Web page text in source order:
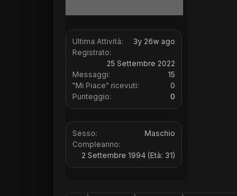
Ultima Attività:
3y 26w ago
Registrato:
25 Settembre 2022
Messaggi:
15
"Mi Piace" ricevuti:
0
Punteggio:
0
Sesso:
Maschio
Compleanno:
2 Settembre 1994 (Età: 31)